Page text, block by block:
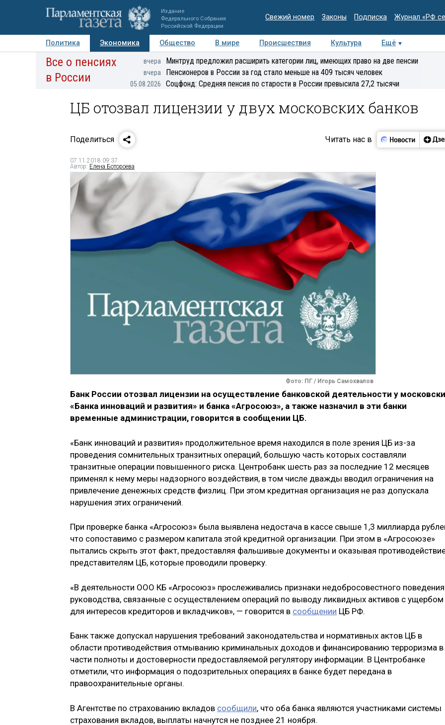
Издание
Федерального Собрания
Российской Федерации
Свежий номер Законы Подписка Журнал «РФ
Политика Экономика Общество В мире Происшествия Культура
Ещё
Авторы Персоны Мнения Регионы Медиацентр Интервью Колумнисты
Все о пенсиях
в России
вчера Минтруд предложил расширить категории лиц, имеющих право на две пенсии
вчера Пенсионеров в России за год стало меньше на 409 тысяч человек
05.08.2026 Соцфонд: Средняя пенсия по старости в России превысила 27,2 тысячи
ЦБ отозвал лицензии у двух московских банков
Поделиться Читать нас в
07.11.2018 09:37
Автор: Елена Ботороева
Фото: ПГ / Игорь Самохвалов
Банк России отозвал лицензии на осуществление банковской деятельности у
«Банка инноваций и развития» и банка «Агросоюз», а также назначил в эти банки
временные администрации, говорится в сообщении ЦБ.
«Банк инноваций и развития» продолжительное время находился в поле зрения ЦБ из-за
проведения сомнительных транзитных операций, большую часть которых составляли
транзитные операции повышенного риска. Центробанк шесть раз за последние 12 месяцев
применял к нему меры надзорного воздействия, в том числе дважды вводил ограничения на
привлечение денежных средств физлиц. При этом кредитная организация не раз допускала
нарушения этих ограничений.
При проверке банка «Агросоюз» была выявлена недостача в кассе свыше 1,3 миллиарда
что сопоставимо с размером капитала этой кредитной организации. При этом в «Агросоюзе»
пытались скрыть этот факт, предоставляя фальшивые документы и оказывая
представителям ЦБ, которые проводили проверку.
«В деятельности ООО КБ «Агросоюз» прослеживались признаки недобросовестного поведения
руководства, связанные с осуществлением операций по выводу ликвидных активов с ущербом
для интересов кредиторов и вкладчиков», — говорится в сообщении ЦБ РФ.
Банк также допускал нарушения требований законодательства и нормативных актов ЦБ в
области противодействия отмыванию криминальных доходов и финансированию терроризма в
части полноты и достоверности предоставляемой регулятору информации. В Центробанке
отметили, что информация о подозрительных операциях в банке будет передана в
правоохранительные органы.
В Агентстве по страхованию вкладов сообщили, что оба банка являются участниками системы
страхования вкладов, выплаты начнутся не позднее 21 ноября.